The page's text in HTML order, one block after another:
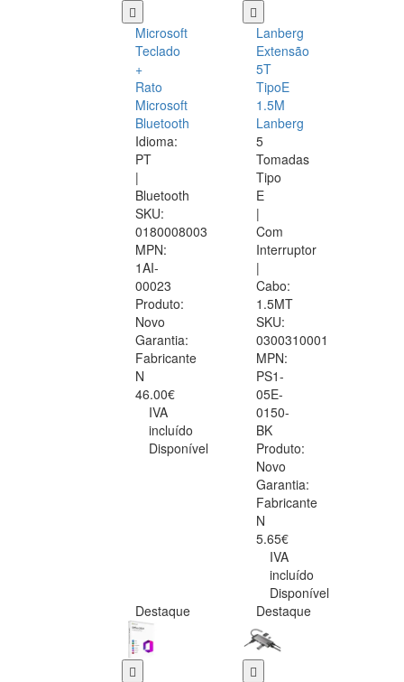
Microsoft
Teclado
+
Rato
Microsoft
Bluetooth
Idioma:
PT
|
Bluetooth
SKU:
0180008003
MPN:
1AI-
00023
Produto:
Novo
Garantia:
Fabricante
N
46.00€
IVA
incluído
Disponível
Lanberg
Extensão
5T
TipoE
1.5M
Lanberg
5
Tomadas
Tipo
E
|
Com
Interruptor
|
Cabo:
1.5MT
SKU:
0300310001
MPN:
PS1-
05E-
0150-
BK
Produto:
Novo
Garantia:
Fabricante
N
5.65€
IVA
incluído
Disponível
Destaque
Destaque